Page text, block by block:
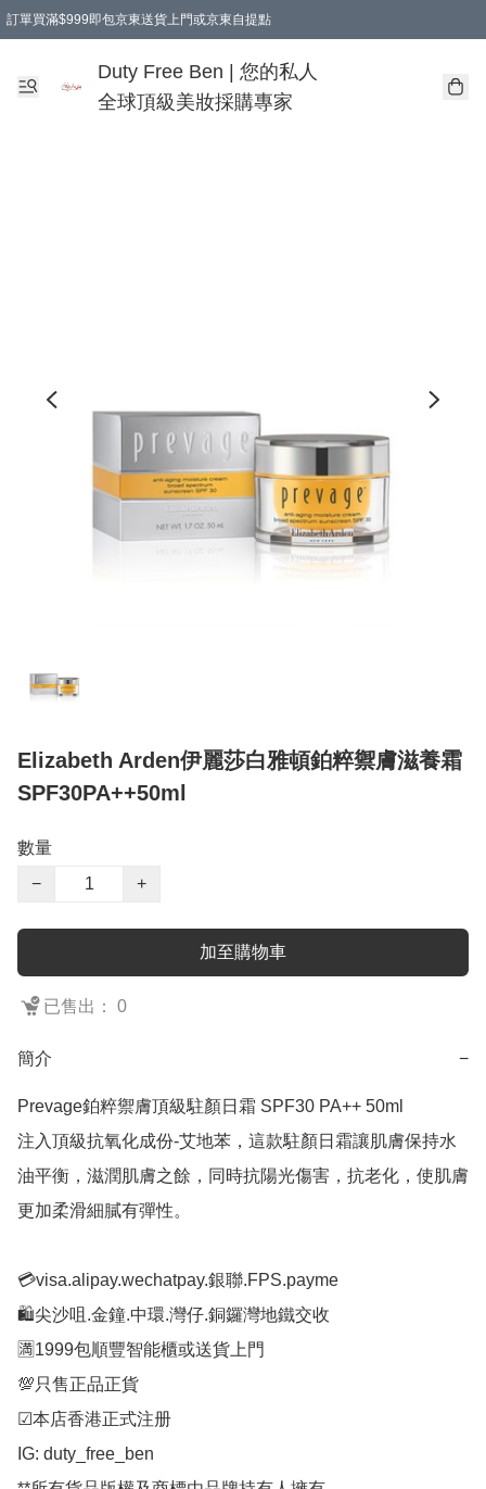
訂單買滿$999即包京東送貨上門或京東自提點
Duty Free Ben | 您的私人
全球頂級美妝採購專家
Elizabeth Arden伊麗莎白雅頓鉑粹禦膚滋養霜
SPF30PA++50ml
數量
−
+
加至購物車
已售出： 0
簡介 −
Prevage鉑粹禦膚頂級駐顏日霜 SPF30 PA++ 50ml
注入頂級抗氧化成份-艾地苯，這款駐顏日霜讓肌膚保持水
油平衡，滋潤肌膚之餘，同時抗陽光傷害，抗老化，使肌膚
更加柔滑細膩有彈性。
💳visa.alipay.wechatpay.銀聯.FPS.payme
🛍️尖沙咀.金鐘.中環.灣仔.銅鑼灣地鐵交收
🈵1999包順豐智能櫃或送貨上門
💯只售正品正貨
☑︎本店香港正式注册
IG: duty_free_ben